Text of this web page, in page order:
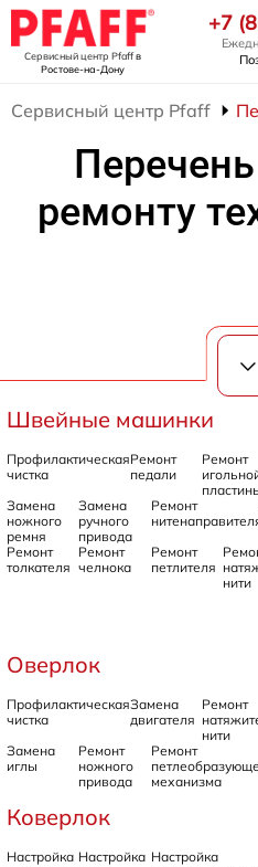
Сервисный центр Pfaffв
Ростове-на-Дону
+7
Сервисный центр Pfaff
ремонту
Швейные машинки
Профилактическая
чистка
Ремонт
педали
Ремонт
Замена
ножного
ремня
Замена
ручного
привода
Ремонт
Ремонт
толкателя
Ремонт
челнока
Ремонт
петлителя
нити
Оверлок
Профилактическая
чистка
Замена
двигателя
Ремонт
нити
Замена
иглы
Ремонт
ножного
привода
Ремонт
механизма
Коверлок
Настройка Настройка Настройка